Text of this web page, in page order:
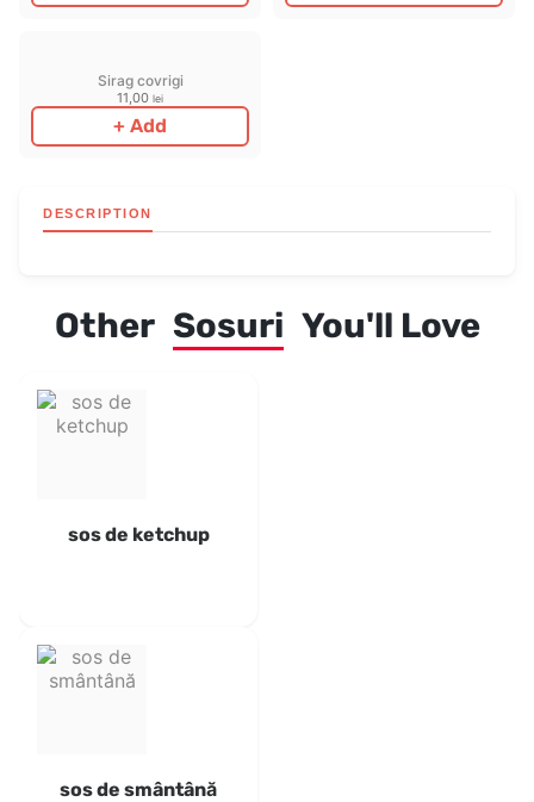
Sirag covrigi
11,00 lei
+ Add
DESCRIPTION
Other Sosuri You'll Love
sos de ketchup
sos de smântână